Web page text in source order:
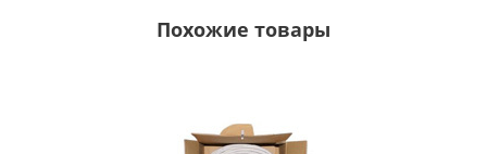
Похожие товары